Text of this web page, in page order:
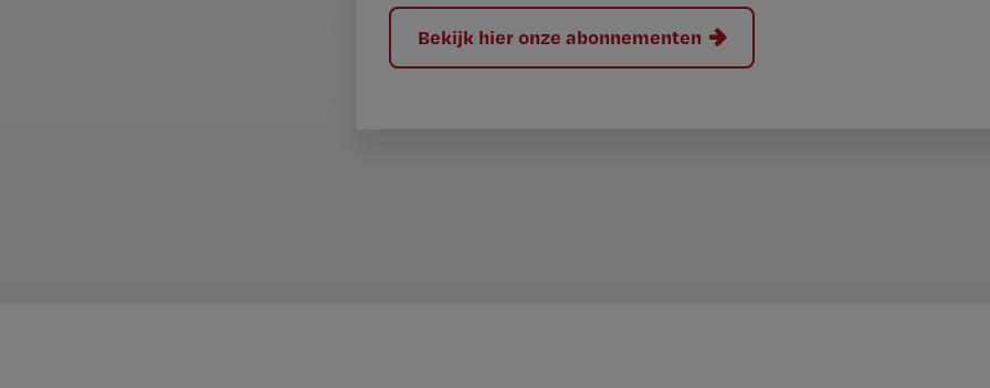
?
Bekijk hier onze abonnementen